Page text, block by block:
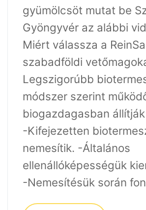
gyümölcsöt mutat be
Gyöngyvér az alábbi
Miért válassza a
szabadföldi
Legszigorúbb
módszer szerint
biogazdagasban
-Kifejezetten
nemesítik. -Általános
ellenállóképességük
-Nemesítésük során